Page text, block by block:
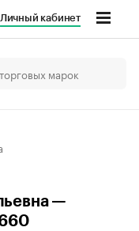
Личный кабинет
—